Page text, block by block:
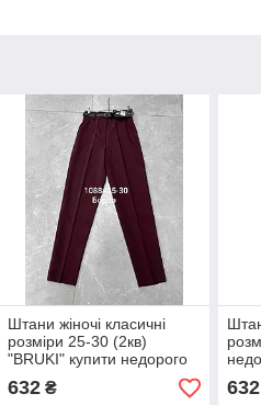
Штани жіночі класичні
розміри 25-30 (2кв)
"BRUKI" купити недорого
від прямого
постачальника
632₴ 632